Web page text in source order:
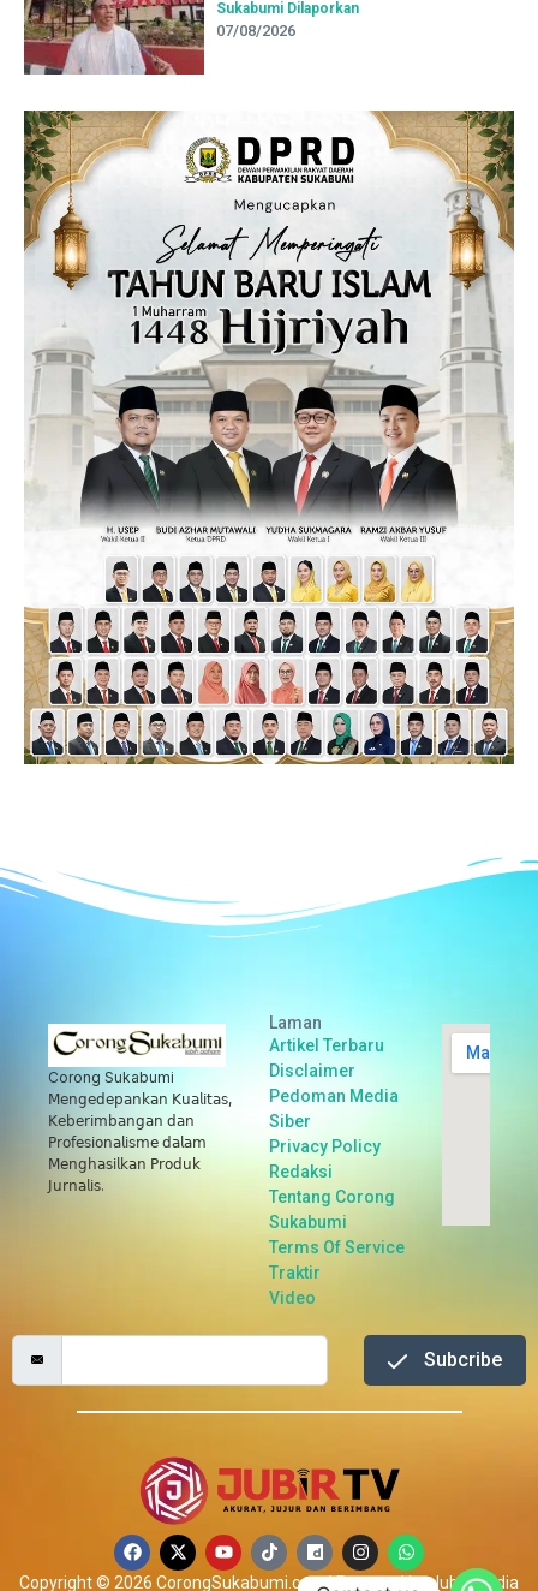
Sukabumi Dilaporkan
07/08/2026
Corong Sukabumi
𝖬𝖾𝗇𝗀𝖾𝖽𝖾𝗉𝖺𝗇𝗄𝖺𝗇 𝖪𝗎𝖺𝗅𝗂𝗍𝖺𝗌,
𝖪𝖾𝖻𝖾𝗋𝗂𝗆𝖻𝖺𝗇𝗀𝖺𝗇 𝖽𝖺𝗇
𝖯𝗋𝗈𝖿𝖾𝗌𝗂𝗈𝗇𝖺𝗅𝗂𝗌𝗆𝖾 𝖽𝖺𝗅𝖺𝗆
𝖬𝖾𝗇𝗀𝗁𝖺𝗌𝗂𝗅𝗄𝖺𝗇 𝖯𝗋𝗈𝖽𝗎𝗄
𝖩𝗎𝗋𝗇𝖺𝗅𝗂𝗌.
Laman
Artikel Terbaru
Disclaimer
Pedoman Media
Siber
Privacy Policy
Redaksi
Tentang Corong
Sukabumi
Terms Of Service
Traktir
Video
Subcribe
Copyright © 2026 CorongSukabumi.com | Powered by Jubir Media